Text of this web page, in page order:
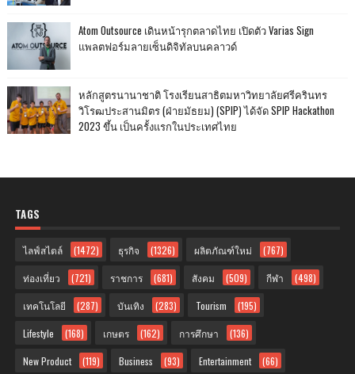
Atom Outsource เดินหน้ารุกตลาดไทย เปิดตัว Varias Sign
แพลตฟอร์มลายเซ็นดิจิทัลบนคลาวด์
หลักสูตรนานาชาติ โรงเรียนสาธิตมหาวิทยาลัยศรีครินทร
วิโรฒประสานมิตร (ฝ่ายมัธยม) (SPIP) ได้จัด SPIP Hackathon
2023 ขึ้น เป็นครั้งแรกในประเทศไทย
TAGS
ไลฟ์สไตล์ (1472) ธุรกิจ (1326) ผลิตภัณฑ์ใหม่ (767)
ท่องเที่ยว (721) ราชการ (681) สังคม (509) กีฬา (498)
เทคโนโลยี (287) บันเทิง (283) Tourism (195)
Lifestyle (168) เกษตร (162) การศึกษา (136)
New Product (119) Business (93) Entertainment (66)